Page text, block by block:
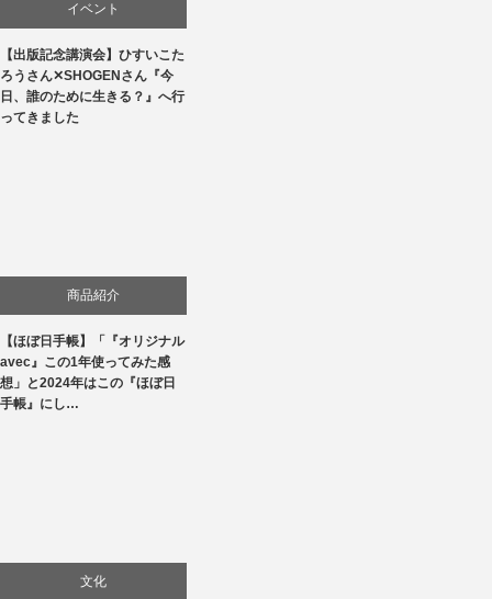
イベント
文化
書評・読書の引き出し
【出版記念講演会】ひすいこた
ろうさん✕SHOGENさん『今
日、誰のために生きる？』へ行
ってきました
商品紹介
生活
【ほぼ日手帳】「『オリジナル
avec』この1年使ってみた感
想」と2024年はこの『ほぼ日
手帳』にし…
文化